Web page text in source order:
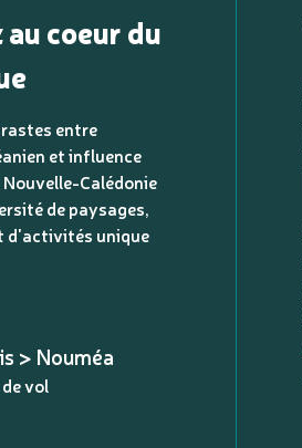
au coeur du
entre
et influence
Calédonie
de paysages,
d'activités unique
> Nouméa
vol